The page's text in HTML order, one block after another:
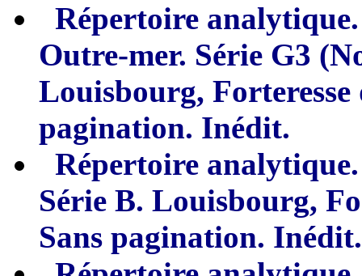
Répertoire
Outre-mer. Série G3
Louisbourg,
pagination. Inédit.
Répertoire analytiq
Série B. Louisbourg,
Sans pagination. Inédit.